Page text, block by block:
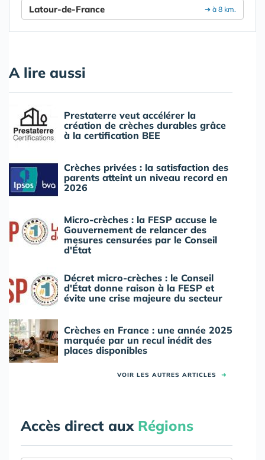
➔ à 8 km.
Latour-de-France
A lire aussi
Prestaterre veut accélérer la
création de crèches durables grâce
à la certification BEE
Crèches privées : la satisfaction des
parents atteint un niveau record en
2026
Micro-crèches : la FESP accuse le
Gouvernement de relancer des
mesures censurées par le Conseil
d'État
Décret micro-crèches : le Conseil
d'État donne raison à la FESP et
évite une crise majeure du secteur
Crèches en France : une année 2025
marquée par un recul inédit des
places disponibles
VOIR LES AUTRES ARTICLES ➜
Accès direct aux Régions